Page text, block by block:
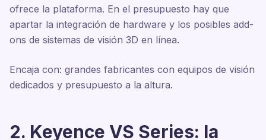
ofrece la plataforma. En el presupuesto hay que
apartar la integración de hardware y los posibles add-
ons de sistemas de visión 3D en línea.
Encaja con: grandes fabricantes con equipos de visión
dedicados y presupuesto a la altura.
2. Keyence VS Series: la